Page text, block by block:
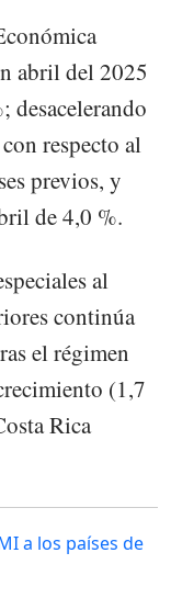
abril del 2025
desacelerando
respecto al
previos, y
de 4,0 %.
al
continúa
el régimen
(1,7
Rica
a los países de